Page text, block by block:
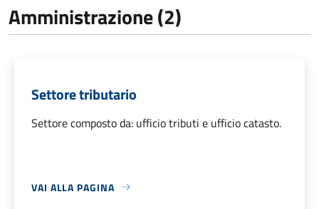
Amministrazione (2)
Settore tributario
Settore composto da: ufficio tributi e ufficio catasto.
VAI ALLA PAGINA